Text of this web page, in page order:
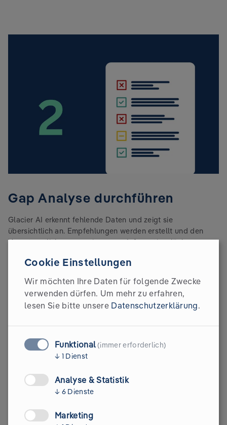
Gap Analyse durchführen
Glacier AI erkennt fehlende Daten und zeigt sie
übersichtlich an. Empfehlungen werden erstellt und den
Verantwortlichen zugewiesen, um Informationslücken zu
Cookie Einstellungen
Wir möchten Ihre Daten für folgende Zwecke
verwenden dürfen. Um mehr zu erfahren,
lesen Sie bitte unsere Datenschutzerklärung.
Funktional(immer erforderlich)
↓ 1 Dienst
Analyse & Statistik
↓ 6 Dienste
Marketing